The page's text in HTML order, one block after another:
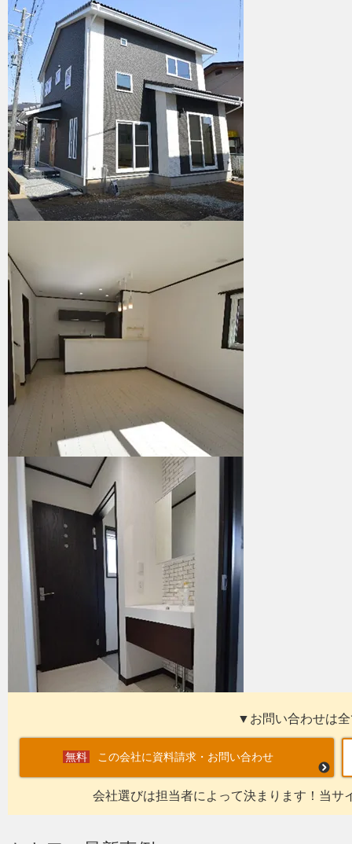
▼お問い合わせは
この会社に資料請求・お問い合わせ
会社選びは担当者によって決まります！当サ